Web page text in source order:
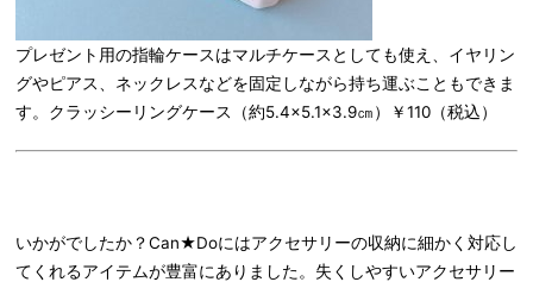
プレゼント用の指輪ケースはマルチケースとしても使え、イヤリン
グやピアス、ネックレスなどを固定しながら持ち運ぶこともできま
す。クラッシーリングケース（約5.4×5.1×3.9㎝）￥110（税込）
いかがでしたか？Can★Doにはアクセサリーの収納に細かく対応し
てくれるアイテムが豊富にありました。失くしやすいアクセサリー